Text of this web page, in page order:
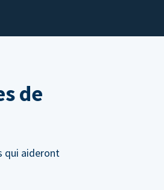
de
qui aideront